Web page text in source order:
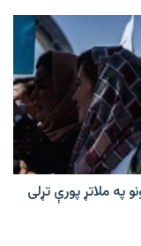
په ملاتړ پورې تړلی